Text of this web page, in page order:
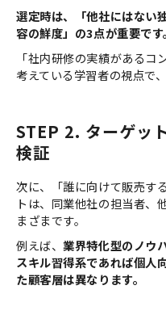
選定時は、「他社にはない
容の鮮度」の3点が重要です。
「社内研修の実績がある
考えている学習者の視点で
STEP 2. ターゲッ
検証
次に、「誰に向けて販売す
トは、同業他社の担当者、
まざまです。
例えば、業界特化型のノウ
スキル習得系であれば個人
た顧客層は異なります。